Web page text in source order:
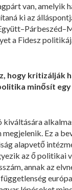
van, amelyik
ki az
a Fidesz
kritizálják
minősít
Ez a
alapvető
az ő politikai
annak az